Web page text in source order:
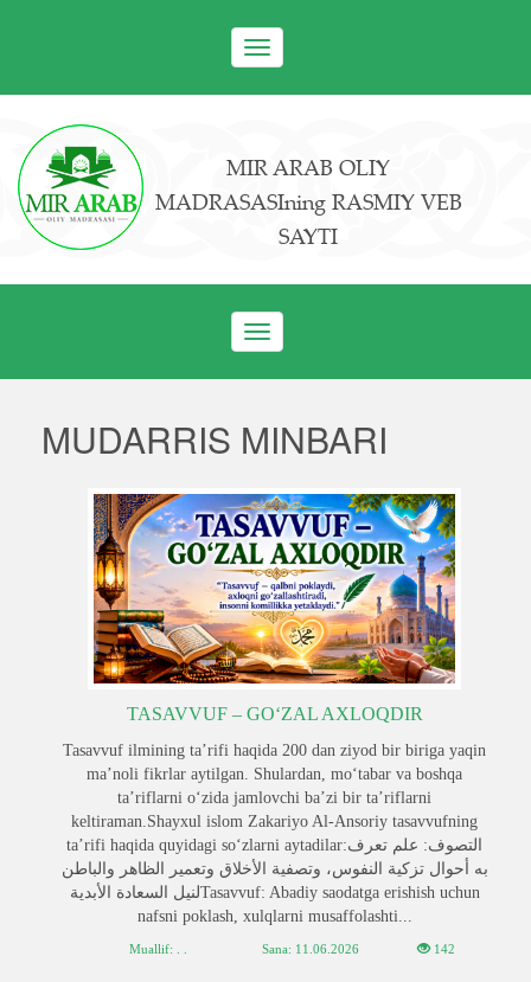
Toggle
navigation
MIR ARAB OLIY
MADRASASIning RASMIY VEB
SAYTI
Toggle
navigation
MUDARRIS MINBARI
TASAVVUF – GO‘ZAL AXLOQDIR
Tasavvuf ilmining ta’rifi haqida 200 dan ziyod bir biriga yaqin
ma’noli fikrlar aytilgan. Shulardan, moʻtabar va boshqa
ta’riflarni o‘zida jamlovchi ba’zi bir ta’riflarni
keltiraman.Shayxul islom Zakariyo Al-Ansoriy tasavvufning
ta’rifi haqida quyidagi so‘zlarni aytadilar:التصوف: علم تعرف
به أحوال تزكية النفوس، وتصفية الأخلاق وتعمير الظاهر والباطن
لنيل السعادة الأبديةTasavvuf: Abadiy saodatga erishish uchun
nafsni poklash, xulqlarni musaffolashti...
Muallif: . . Sana: 11.06.2026 142